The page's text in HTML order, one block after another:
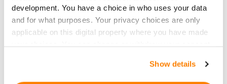
development. You have a choice in who uses your data
and for what purposes. Your privacy choices are only
applicable on this digital property where you have made
Show details
Quelles informations dois-je fournir lors
du processus de due diligence ?
Y a-t-il des secteurs spécifiques sur